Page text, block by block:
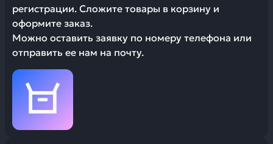
регистрации. Сложите товары в корзину и
оформите заказ.
Можно оставить заявку по номеру телефона или
отправить ее нам на почту.